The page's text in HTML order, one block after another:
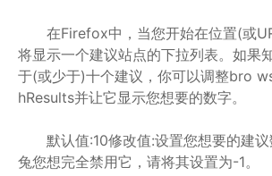
在Firefox中，当您开始在位置(或
将显示一个建议站点的下拉列表。如果
于(或少于)十个建议，你可以调整bro
hResults并让它显示您想要的数字。
默认值:10修改值:设置您想要的建议
兔您想完全禁用它，请将其设置为-1。